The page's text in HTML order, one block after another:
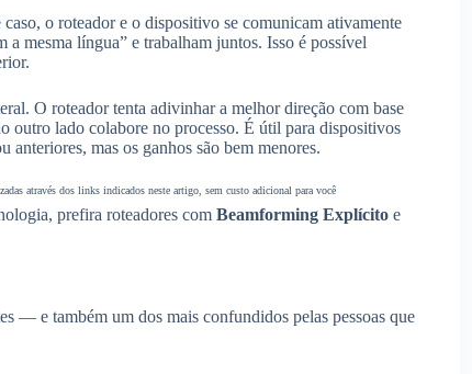
o roteador e o dispositivo se comunicam ativamente
mesma língua” e trabalham juntos. Isso é possível
O roteador tenta adivinhar a melhor direção com base
outro lado colabore no processo. É útil para dispositivos
anteriores, mas os ganhos são bem menores.
através dos links indicados neste artigo, sem custo adicional para você
prefira roteadores com Beamforming Explícito e
— e também um dos mais confundidos pelas pessoas que